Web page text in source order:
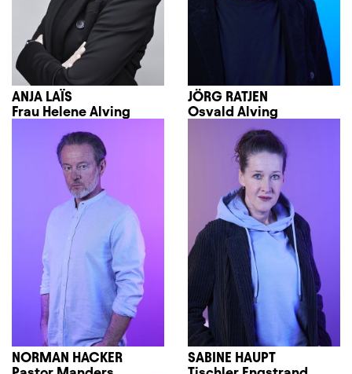
ANJA LAÏS
Frau Helene Alving
JÖRG RATJEN
Osvald Alving
NORMAN HACKER
SABINE HAUPT